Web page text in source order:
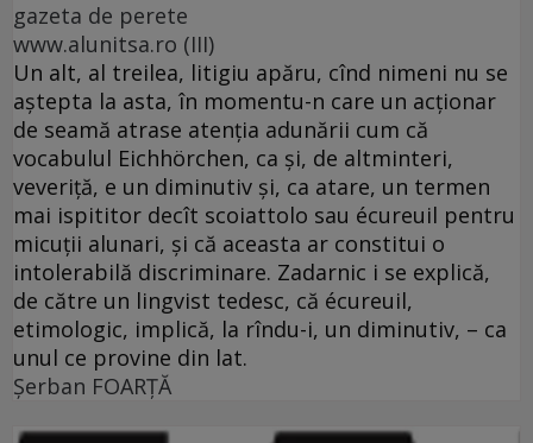
gazeta de perete
www.alunitsa.ro (III)
Un alt, al treilea, litigiu apăru, cînd nimeni nu se
aştepta la asta, în momentu-n care un acţionar
de seamă atrase atenţia adunării cum că
vocabulul Eichhörchen, ca şi, de altminteri,
veveriţă, e un diminutiv şi, ca atare, un termen
mai ispititor decît scoiattolo sau écureuil pentru
micuţii alunari, şi că aceasta ar constitui o
intolerabilă discriminare. Zadarnic i se explică,
de către un lingvist tedesc, că écureuil,
etimologic, implică, la rîndu-i, un diminutiv, – ca
unul ce provine din lat.
Şerban FOARŢĂ